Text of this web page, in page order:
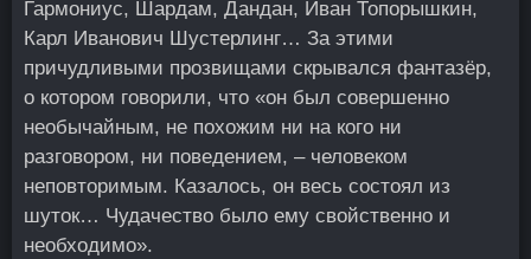
Гармониус, Шардам, Дандан, Иван Топорышкин,
Карл Иванович Шустерлинг… За этими
причудливыми прозвищами скрывался фантазёр,
о котором говорили, что «он был совершенно
необычайным, не похожим ни на кого ни
разговором, ни поведением, – человеком
неповторимым. Казалось, он весь состоял из
шуток… Чудачество было ему свойственно и
необходимо».